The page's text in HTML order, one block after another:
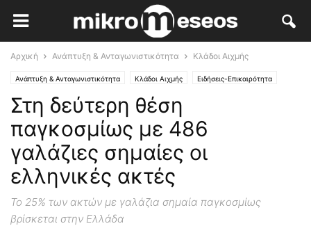
Αρχική Ανάπτυξη & Ανταγωνιστικότητα Κλάδοι Αιχμής
Ανάπτυξη & Ανταγωνιστικότητα Κλάδοι Αιχμής Ειδήσεις-Επικαιρότητα
Στη δεύτερη θέση
παγκοσμίως με 486
γαλάζιες σημαίες οι
ελληνικές ακτές
Το 25% των ακτών με γαλάζια σημαία παγκοσμίως
βρίσκεται στην Ελλάδα